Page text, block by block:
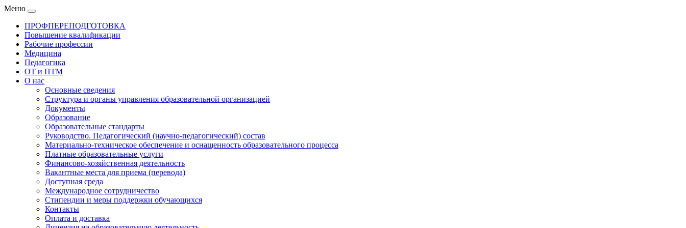
Меню
ПРОФПЕРЕПОДГОТОВКА
Повышение квалификации
Рабочие профессии
Медицина
Педагогика
ОТ и ПТМ
О нас
Основные сведения
Структура и органы управления образовательной организацией
Документы
Образование
Образовательные стандарты
Руководство. Педагогический (научно-педагогический) состав
Материально-техническое обеспечение и оснащенность образовательного процесса
Платные образовательные услуги
Финансово-хозяйственная деятельность
Вакантные места для приема (перевода)
Доступная среда
Международное сотрудничество
Стипендии и меры поддержки обучающихся
Контакты
Оплата и доставка